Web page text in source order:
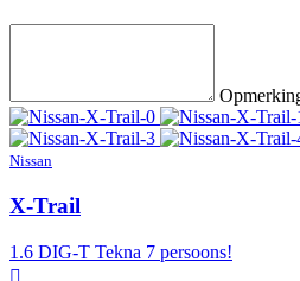
Nissan
X-Trail
1.6 DIG-T Tekna 7 persoons!